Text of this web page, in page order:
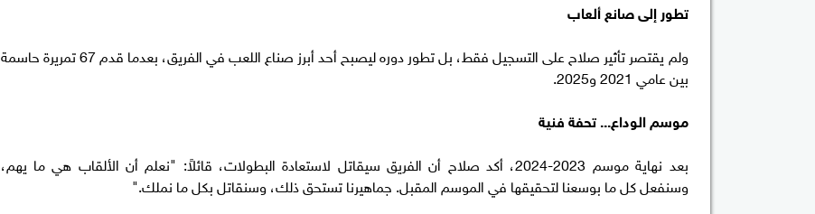
تطور إلى صانع ألعاب
ولم يقتصر تأثير صلاح على التسجيل فقط، بل تطور دوره ليصبح أحد أبرز صناع اللعب في الفريق، بعدما قدم 67 تمريرة حاسمة
بين عامي 2021 و2025.
موسم الوداع... تحفة فنية
بعد نهاية موسم 2023-2024، أكد صلاح أن الفريق سيقاتل لاستعادة البطولات، قائلاً: "نعلم أن الألقاب هي ما يهم،
وسنفعل كل ما بوسعنا لتحقيقها في الموسم المقبل. جماهيرنا تستحق ذلك، وسنقاتل بكل ما نملك."